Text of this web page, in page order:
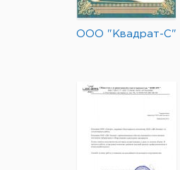
ООО "Квадрат-С"